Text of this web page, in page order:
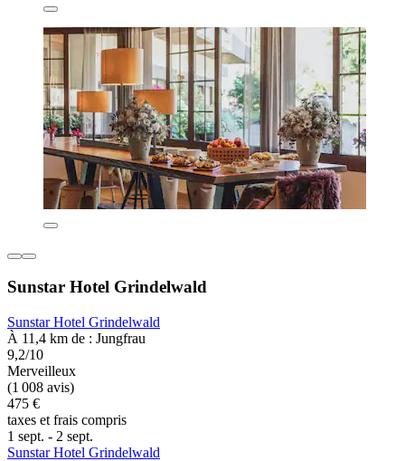
Sunstar Hotel Grindelwald
Sunstar Hotel Grindelwald
À 11,4 km de : Jungfrau
9,2/10
Merveilleux
(1 008 avis)
475 €
taxes et frais compris
1 sept. - 2 sept.
Sunstar Hotel Grindelwald